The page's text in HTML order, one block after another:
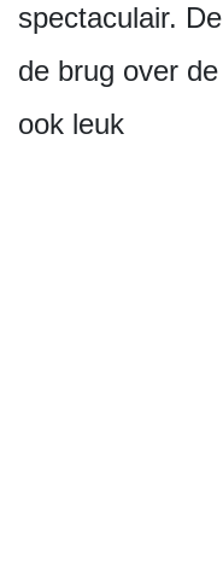
spectaculair.
de brug over
ook leuk